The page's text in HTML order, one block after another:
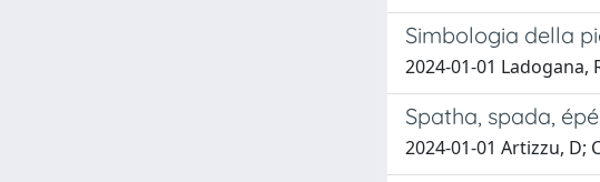
Simbologia della
2024-01-01 Ladogana,
Spatha, spada,
2024-01-01 Artizzu, D;